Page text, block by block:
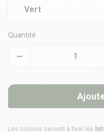
Vert
Quantité
Les colsons servent à fixer les